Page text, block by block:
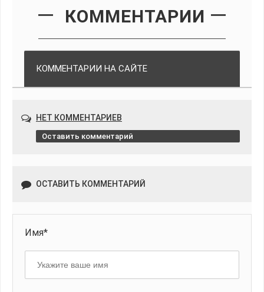
КОММЕНТАРИИ
КОММЕНТАРИИ НА САЙТЕ
НЕТ КОММЕНТАРИЕВ
Оставить комментарий
ОСТАВИТЬ КОММЕНТАРИЙ
Имя*